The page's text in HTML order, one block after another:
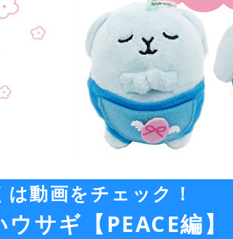
は動画をチェック！
サギ【PEACE編】